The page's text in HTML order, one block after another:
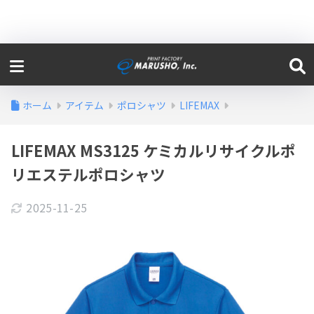
ホーム アイテム ポロシャツ LIFEMAX
LIFEMAX MS3125 ケミカルリサイクルポ
リエステルポロシャツ
2025-11-25